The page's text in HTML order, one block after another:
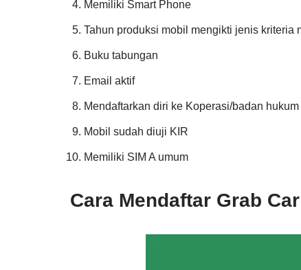
Memiliki Smart Phone
Tahun produksi mobil mengikti jenis kriteria
Buku tabungan
Email aktif
Mendaftarkan diri ke Koperasi/badan hukum
Mobil sudah diuji KIR
Memiliki SIM A umum
Cara Mendaftar Grab Car